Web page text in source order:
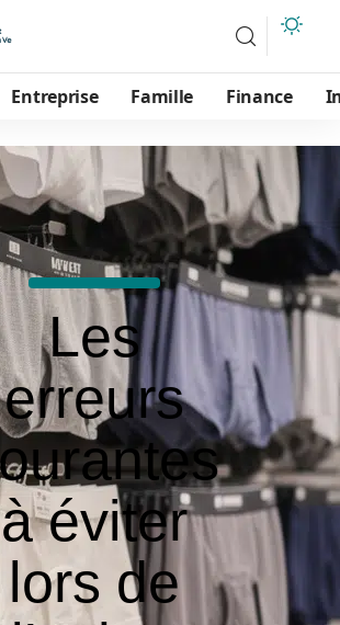
Entreprise Famille Finance
Les
erreurs
à éviter
lors de